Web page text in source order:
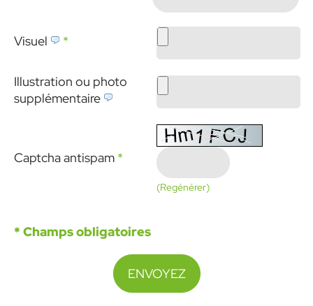
Visuel *
Illustration ou photo
supplémentaire
Captcha antispam *
(Regénérer)
* Champs obligatoires